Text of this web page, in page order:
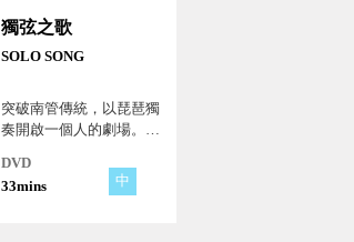
歷程。
獨弦之歌
SOLO SONG
突破南管傳統，以琵琶獨
奏開啟一個人的劇場。無
王心心追尋心中完美音樂
的初衷不會改變，堅持透
DVD
33mins
中